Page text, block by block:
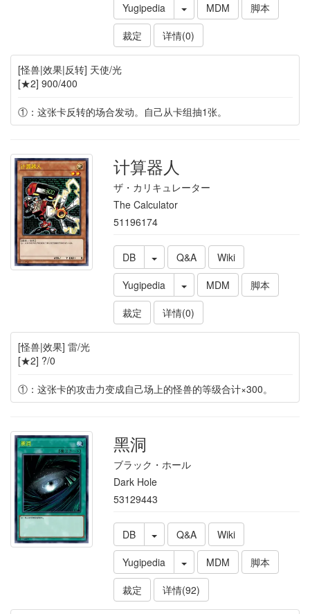
Yugipedia
MDM
脚本
裁定
详情(0)
[怪兽|效果|反转] 天使/光
[★2] 900/400
①：这张卡反转的场合发动。自己从卡组抽1张。
计算器人
ザ・カリキュレーター
The Calculator
51196174
DB Q&A
Wiki
Yugipedia
MDM
脚本
裁定
详情(0)
[怪兽|效果] 雷/光
[★2] ?/0
①：这张卡的攻击力变成自己场上的怪兽的等级合计×300。
黑洞
ブラック・ホール
Dark Hole
53129443
DB Q&A
Wiki
Yugipedia
MDM
脚本
裁定
详情(92)